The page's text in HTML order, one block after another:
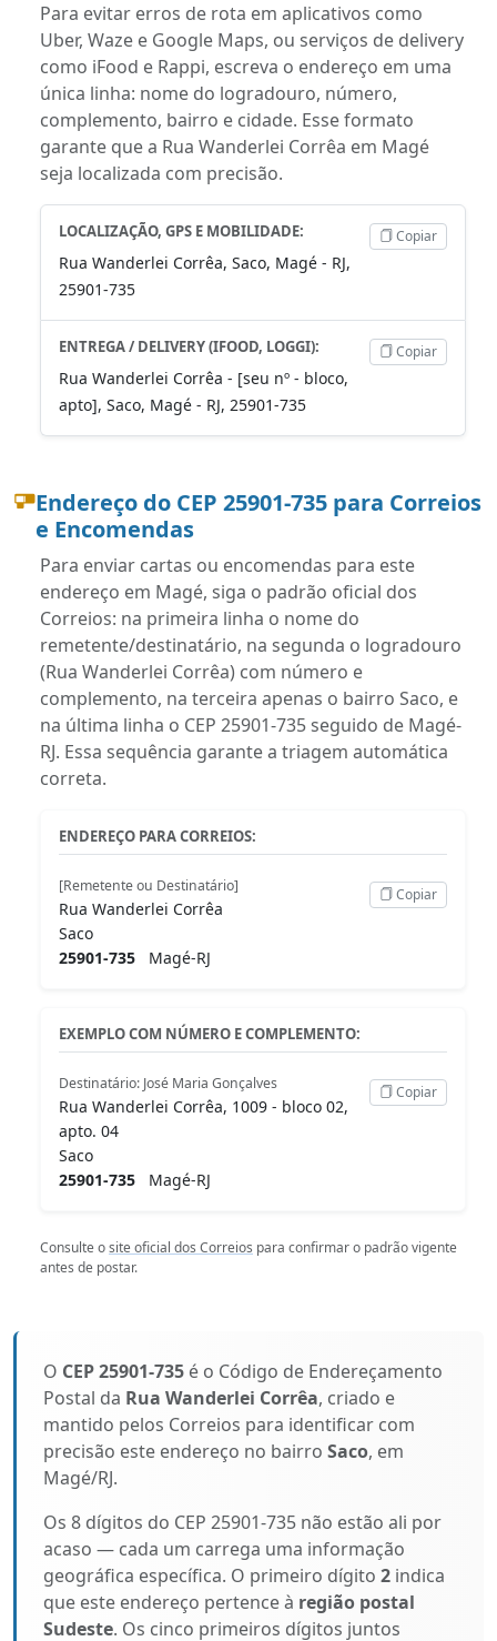
Para evitar erros de rota em aplicativos como
Uber, Waze e Google Maps, ou serviços de delivery
como iFood e Rappi, escreva o endereço em uma
única linha: nome do logradouro, número,
complemento, bairro e cidade. Esse formato
garante que a Rua Wanderlei Corrêa em Magé
seja localizada com precisão.
LOCALIZAÇÃO, GPS E MOBILIDADE:
Rua Wanderlei Corrêa, Saco, Magé - RJ,
25901-735
Copiar
ENTREGA / DELIVERY (IFOOD, LOGGI):
Rua Wanderlei Corrêa - [seu nº - bloco,
apto], Saco, Magé - RJ, 25901-735
Copiar
Endereço do CEP 25901-735 para Correios
e Encomendas
Para enviar cartas ou encomendas para este
endereço em Magé, siga o padrão oficial dos
Correios: na primeira linha o nome do
remetente/destinatário, na segunda o logradouro
(Rua Wanderlei Corrêa) com número e
complemento, na terceira apenas o bairro Saco, e
na última linha o CEP 25901-735 seguido de Magé-
RJ. Essa sequência garante a triagem automática
correta.
ENDEREÇO PARA CORREIOS:
[Remetente ou Destinatário]
Rua Wanderlei Corrêa
Saco
25901-735 Magé-RJ
Copiar
EXEMPLO COM NÚMERO E COMPLEMENTO:
Destinatário: José Maria Gonçalves
Rua Wanderlei Corrêa, 1009 - bloco 02,
apto. 04
Saco
25901-735 Magé-RJ
Copiar
Consulte osite oficial dos Correios para confirmar o padrão vigente
antes de postar.
O CEP 25901-735 é o Código de Endereçamento
Postal da Rua Wanderlei Corrêa, criado e
mantido pelos Correios para identificar com
precisão este endereço no bairro Saco, em
Magé/RJ.
Os 8 dígitos do CEP 25901-735 não estão ali por
acaso — cada um carrega uma informação
geográfica específica. O primeiro dígito 2 indica
que este endereço pertence à região postal
Sudeste. Os cinco primeiros dígitos juntos